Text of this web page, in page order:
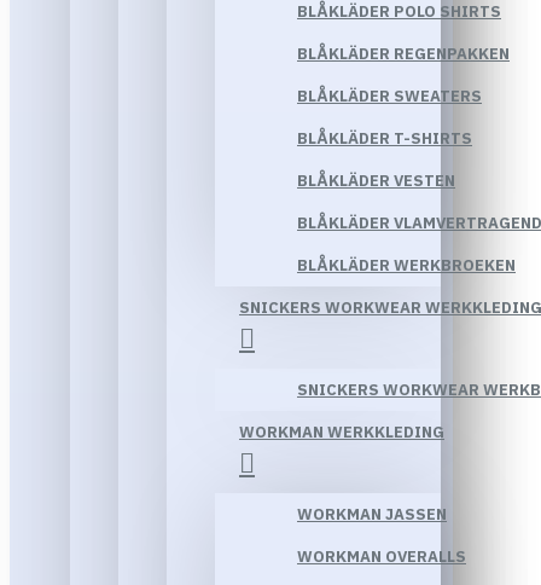
BLÅKLÄDER POLO SHIRTS
BLÅKLÄDER REGENPAKKEN
BLÅKLÄDER SWEATERS
BLÅKLÄDER T-SHIRTS
BLÅKLÄDER VESTEN
BLÅKLÄDER
BLÅKLÄDER WERKBROEKEN
SNICKERS WORKWEAR WERKKLEDING
SNICKERS WORKWEAR
WORKMAN WERKKLEDING
WORKMAN JASSEN
WORKMAN OVERALLS